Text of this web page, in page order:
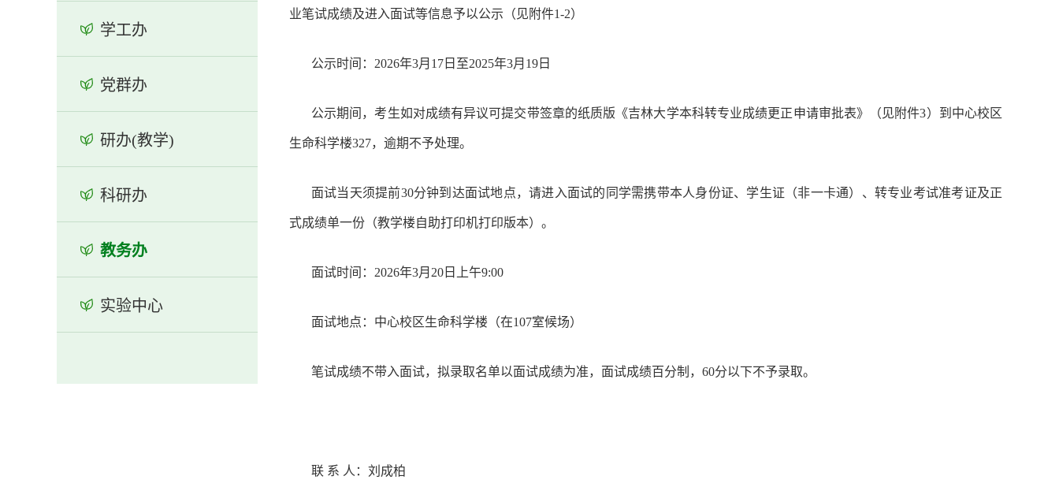
学工办
党群办
研办(教学)
科研办
教务办
实验中心
业笔试成绩及进入面试等信息予以公示（见附件1-2）
公示时间： 2026年3月 17 日至2025年3月 19 日
公示期间，考生如对成绩有异议可提交带签章的纸质版《吉林大学本科转专业成绩更正申请审批表》（见附件3）到中心校区
生命科学楼327，逾期不予处理。
面试当天须提前30分钟到达面试地点，请进入面试的同学需携带本人身份证、学生证（非一卡通）、转专业考试准考证及正
式成绩单一份（教学楼自助打印机打印版本）。
面试时间： 2026年3月 20 日上午9:00
面试地点：中心校区生命科学楼（在107室候场）
笔试成绩不带入面试，拟录取名单以面试成绩为准，面试成绩百分制， 60分以下不予录取。
联 系 人：刘成柏